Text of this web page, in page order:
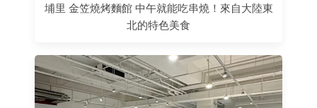
埔里 金笠燒烤麵館 中午就能吃串燒！來自大陸東
北的特色美食